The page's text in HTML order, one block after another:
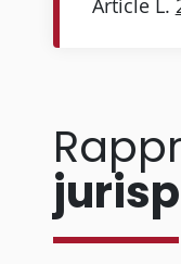
Article L.